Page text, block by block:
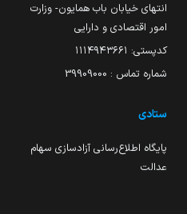
انتهای خیابان باب همایون- وزارت
امور اقتصادی و دارایی
کدپستی: ۱۱۱۴۹۴۳۶۶۱
شماره تماس : 39909000
ستادی
پایگاه اطلاع‌رسانی آزادسازی سهام
عدالت